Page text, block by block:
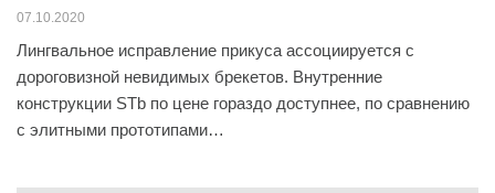
07.10.2020
Лингвальное исправление прикуса ассоциируется с
дороговизной невидимых брекетов. Внутренние
конструкции STb по цене гораздо доступнее, по сравнению
с элитными прототипами…